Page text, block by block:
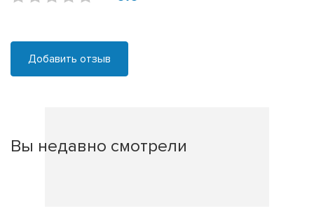
Добавить отзыв
Вы недавно смотрели